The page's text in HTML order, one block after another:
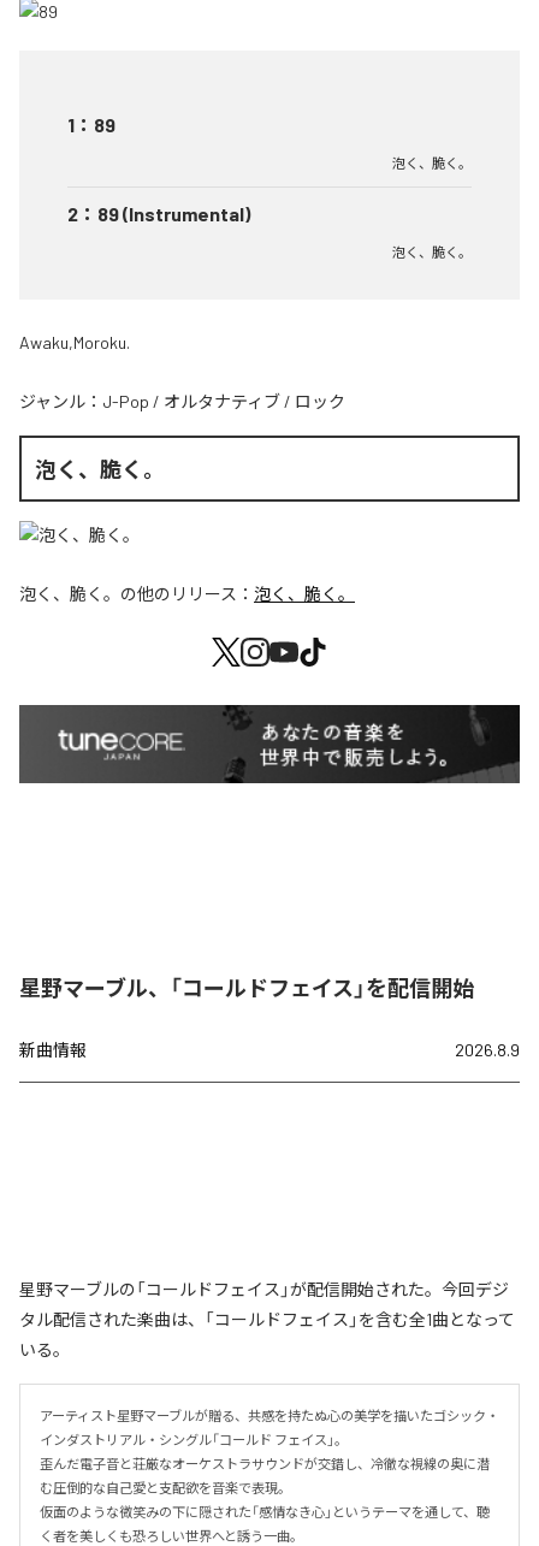
1 ： 89
泡く、脆く。
2 ： 89 (Instrumental)
泡く、脆く。
Awaku,Moroku.
ジャンル： J-Pop / オルタナティブ / ロック
泡く、脆く。
泡く、脆く。 の他のリリース： 泡く、脆く。
星野マーブル、「コールドフェイス」を配信開始
新曲情報 2026.8.9
星野マーブルの「コールドフェイス」が配信開始された。今回デジ
タル配信された楽曲は、「コールドフェイス」を含む全1曲となって
いる。
アーティスト星野マーブルが贈る、共感を持たぬ心の美学を描いたゴシック・
インダストリアル・シングル「コールド フェイス」。
歪んだ電子音と荘厳なオーケストラサウンドが交錯し、冷徹な視線の奥に潜
む圧倒的な自己愛と支配欲を音楽で表現。
仮面のような微笑みの下に隠された「感情なき心」というテーマを通して、聴
く者を美しくも恐ろしい世界へと誘う一曲。